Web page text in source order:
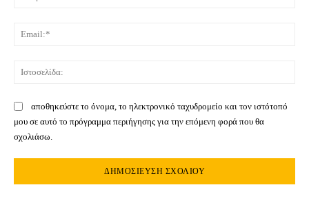
αποθηκεύστε το όνομα, το ηλεκτρονικό ταχυδρομείο και τον ιστότοπό
μου σε αυτό το πρόγραμμα περιήγησης για την επόμενη φορά που θα
σχολιάσω.